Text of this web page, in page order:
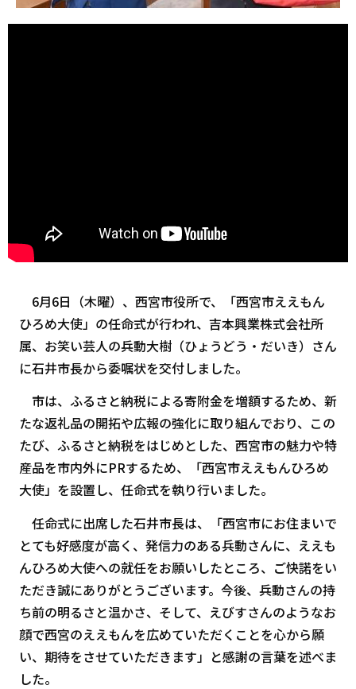
6月6日（木曜）、西宮市役所で、「西宮市ええもん
ひろめ大使」の任命式が行われ、吉本興業株式会社所
属、お笑い芸人の兵動大樹（ひょうどう・だいき）さん
に石井市長から委嘱状を交付しました。
市は、ふるさと納税による寄附金を増額するため、新
たな返礼品の開拓や広報の強化に取り組んでおり、この
たび、ふるさと納税をはじめとした、西宮市の魅力や特
産品を市内外にPRするため、「西宮市ええもんひろめ
大使」を設置し、任命式を執り行いました。
任命式に出席した石井市長は、「西宮市にお住まいで
とても好感度が高く、発信力のある兵動さんに、ええも
んひろめ大使への就任をお願いしたところ、ご快諾をい
ただき誠にありがとうございます。今後、兵動さんの持
ち前の明るさと温かさ、そして、えびすさんのようなお
顔で西宮のええもんを広めていただくことを心から願
い、期待をさせていただきます」と感謝の言葉を述べま
した。